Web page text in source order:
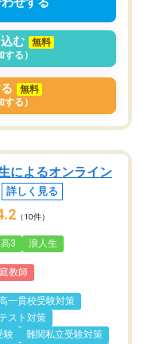
む
無料
する）
無料
する）
によるオンライン
詳しく見る
（10件）
3 浪人生
教師
一貫校受験対策
スト対策
験
難関私立受験対策